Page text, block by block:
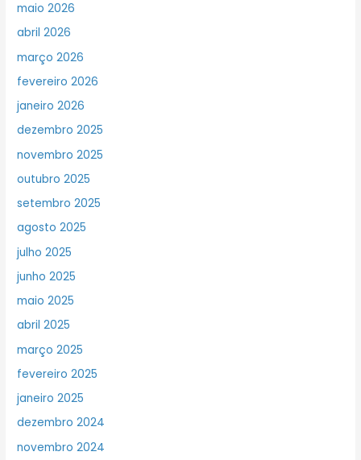
maio 2026
abril 2026
março 2026
fevereiro 2026
janeiro 2026
dezembro 2025
novembro 2025
outubro 2025
setembro 2025
agosto 2025
julho 2025
junho 2025
maio 2025
abril 2025
março 2025
fevereiro 2025
janeiro 2025
dezembro 2024
novembro 2024